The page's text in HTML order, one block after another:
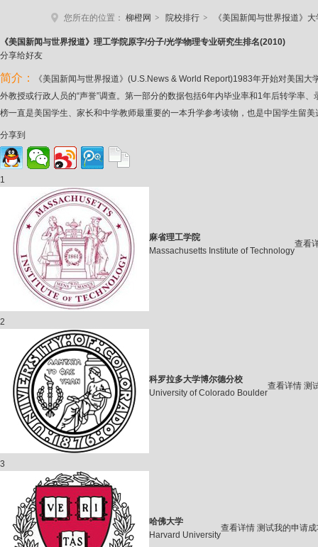
您所在的位置： 柳橙网 > 院校排行 > 《美国新闻与世界报道》大
《美国新闻与世界报道》理工学院原字/分子/光学物理专业研究生排名(2010)
分享给好友
简介：
《美国新闻与世界报道》(U.S.News & World Report)1983年开始对美国
外教授或行政人员的“声誉”调查。第一部分的数据包括6年内毕业率和1年后转学率
榜一直是美国学生、家长和中学教师最重要的一本升学参考读物，也是中国学生留
分享到
1
麻省理工学院
Massachusetts Institute of Technology
查看
2
科罗拉多大学博尔德分校
University of Colorado Boulder
查看详情 测
3
哈佛大学
Harvard University
查看详情 测试我的申请